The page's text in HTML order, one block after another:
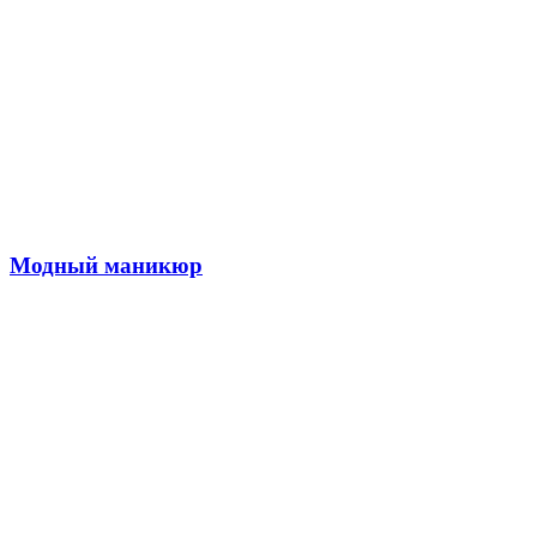
Модный маникюр